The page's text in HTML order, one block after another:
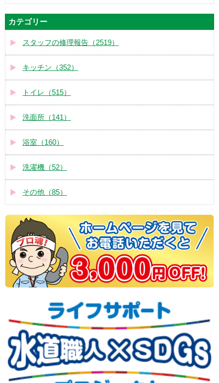
カテゴリー
スタッフの修理報告（2519）
キッチン（352）
トイレ（515）
洗面所（141）
浴室（160）
洗濯機（52）
その他（85）